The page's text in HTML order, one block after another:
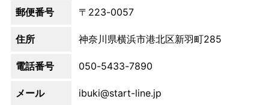
郵便番号 〒223-0057
住所 神奈川県横浜市港北区新羽町285
電話番号 050-5433-7890
メール ibuki@start-line.jp